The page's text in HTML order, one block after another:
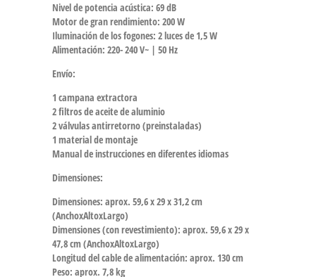
Nivel de potencia acústica: 69 dB
Motor de gran rendimiento: 200 W
Iluminación de los fogones: 2 luces de 1,5 W
Alimentación: 220- 240 V~ | 50 Hz
Envío:
1 campana extractora
2 filtros de aceite de aluminio
2 válvulas antirretorno (preinstaladas)
1 material de montaje
Manual de instrucciones en diferentes idiomas
Dimensiones:
Dimensiones: aprox. 59,6 x 29 x 31,2 cm
(AnchoxAltoxLargo)
Dimensiones (con revestimiento): aprox. 59,6 x 29 x
47,8 cm (AnchoxAltoxLargo)
Longitud del cable de alimentación: aprox. 130 cm
Peso: aprox. 7,8 kg